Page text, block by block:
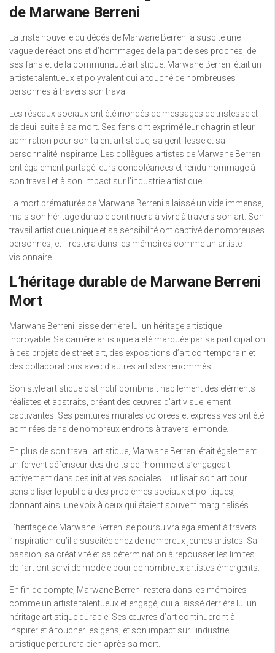
de Marwane Berreni
La triste nouvelle du décès de Marwane Berreni a suscité une
vague de réactions et d’hommages de la part de ses proches, de
ses fans et de la communauté artistique. Marwane Berreni était un
artiste talentueux et polyvalent qui a touché de nombreuses
personnes à travers son travail.
Les réseaux sociaux ont été inondés de messages de tristesse et
de deuil suite à sa mort. Ses fans ont exprimé leur chagrin et leur
admiration pour son talent artistique, sa gentillesse et sa
personnalité inspirante. Les collègues artistes de Marwane Berreni
ont également partagé leurs condoléances et rendu hommage à
son travail et à son impact sur l’industrie artistique.
La mort prématurée de Marwane Berreni a laissé un vide immense,
mais son héritage durable continuera à vivre à travers son art. Son
travail artistique unique et sa sensibilité ont captivé de nombreuses
personnes, et il restera dans les mémoires comme un artiste
visionnaire.
L’héritage durable de Marwane Berreni
Mort
Marwane Berreni laisse derrière lui un héritage artistique
incroyable. Sa carrière artistique a été marquée par sa participation
à des projets de street art, des expositions d’art contemporain et
des collaborations avec d’autres artistes renommés.
Son style artistique distinctif combinait habilement des éléments
réalistes et abstraits, créant des œuvres d’art visuellement
captivantes. Ses peintures murales colorées et expressives ont été
admirées dans de nombreux endroits à travers le monde.
En plus de son travail artistique, Marwane Berreni était également
un fervent défenseur des droits de l’homme et s’engageait
activement dans des initiatives sociales. Il utilisait son art pour
sensibiliser le public à des problèmes sociaux et politiques,
donnant ainsi une voix à ceux qui étaient souvent marginalisés.
L’héritage de Marwane Berreni se poursuivra également à travers
l’inspiration qu’il a suscitée chez de nombreux jeunes artistes. Sa
passion, sa créativité et sa détermination à repousser les limites
de l’art ont servi de modèle pour de nombreux artistes émergents.
En fin de compte, Marwane Berreni restera dans les mémoires
comme un artiste talentueux et engagé, qui a laissé derrière lui un
héritage artistique durable. Ses œuvres d’art continueront à
inspirer et à toucher les gens, et son impact sur l’industrie
artistique perdurera bien après sa mort.